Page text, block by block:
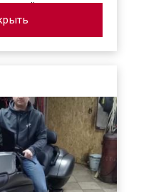
плёночного